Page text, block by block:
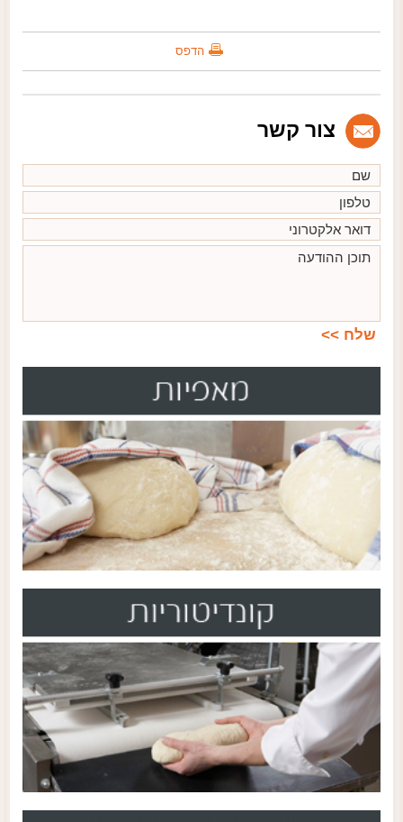
הדפס
צור קשר